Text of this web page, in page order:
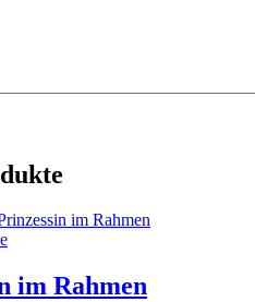
im Rahmen